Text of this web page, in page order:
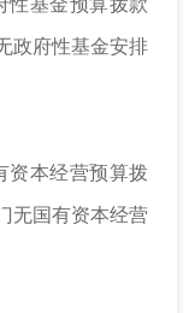
政府性基金安排
本经营预算拨
无国有资本经营